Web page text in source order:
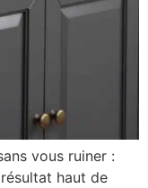
vous ruiner :
haut de